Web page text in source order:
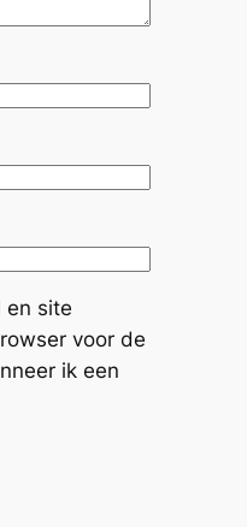
en site
voor de
ik een